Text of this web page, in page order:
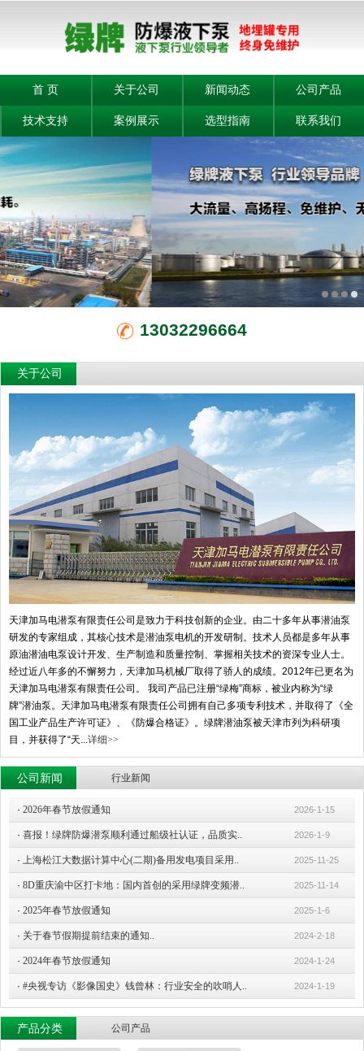
首 页 关于公司 新闻动态 公司产品
技术支持 案例展示 选型指南 联系我们
13032296664
关于公司
天津加马电潜泵有限责任公司是致力于科技创新的企业。由二十多年从事潜油泵
研发的专家组成，其核心技术是潜油泵电机的开发研制。技术人员都是多年从事
原油潜油电泵设计开发、生产制造和质量控制、掌握相关技术的资深专业人士。
经过近八年多的不懈努力，天津加马机械厂取得了骄人的成绩。2012年已更名为
天津加马电潜泵有限责任公司。 我司产品已注册“绿梅”商标，被业内称为“绿
牌”潜油泵。天津加马电潜泵有限责任公司拥有自己多项专利技术，并取得了《全
国工业产品生产许可证》、《防爆合格证》。绿牌潜油泵被天津市列为科研项
目，并获得了“天...详细>>
公司新闻 行业新闻
· 2026年春节放假通知 2026-1-15
· 喜报！绿牌防爆潜泵顺利通过船级社认证，品质实.. 2026-1-9
· 上海松江大数据计算中心(二期)备用发电项目采用.. 2025-11-25
· 8D重庆渝中区打卡地：国内首创的采用绿牌变频潜.. 2025-11-14
· 2025年春节放假通知 2025-1-6
· 关于春节假期提前结束的通知.. 2024-2-18
· 2024年春节放假通知 2024-1-24
· #央视专访《影像国史》钱曾林：行业安全的吹哨人.. 2024-1-19
产品分类 公司产品